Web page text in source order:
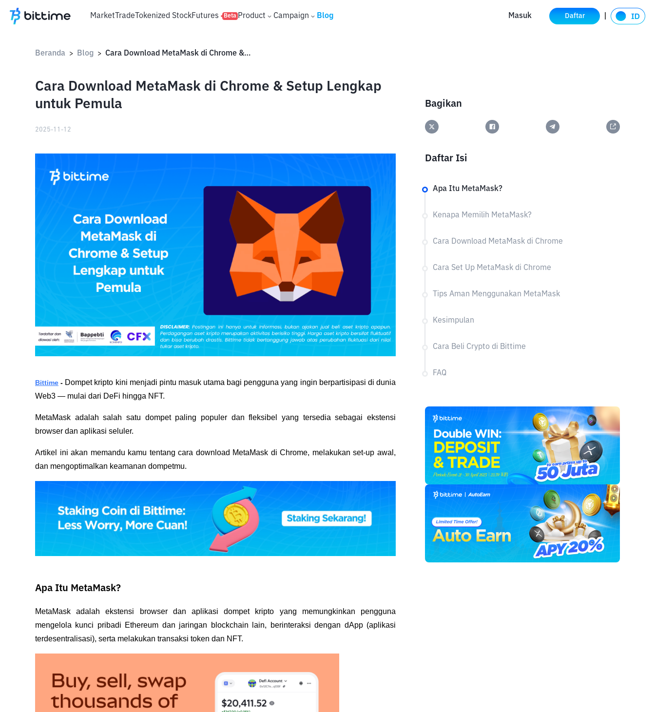
MarketTradeTokenized StockFutures Beta Product Campaign Blog Masuk Daftar
Beranda > Blog > Cara Download MetaMask di Chrome & Setup Lengkap untuk Pemula
Cara Download MetaMask di Chrome & Setup Lengkap
untuk Pemula
2025-11-12
Bittime - Dompet kripto kini menjadi pintu masuk utama bagi pengguna yang ingin berpartisipasi di dunia
Web3 — mulai dari DeFi hingga NFT.
MetaMask adalah salah satu dompet paling populer dan fleksibel yang tersedia sebagai ekstensi
browser dan aplikasi seluler.
Artikel ini akan memandu kamu tentang cara download MetaMask di Chrome, melakukan set-up awal,
dan mengoptimalkan keamanan dompetmu.
Apa Itu MetaMask?
MetaMask adalah ekstensi browser dan aplikasi dompet kripto yang memungkinkan pengguna
mengelola kunci pribadi Ethereum dan jaringan blockchain lain, berinteraksi dengan dApp (aplikasi
terdesentralisasi), serta melakukan transaksi token dan NFT.
Bagikan
Daftar Isi
Apa Itu MetaMask?
Kenapa Memilih MetaMask?
Cara Download MetaMask di Chrome
Cara Set Up MetaMask di Chrome
Tips Aman Menggunakan MetaMask
Kesimpulan
Cara Beli Crypto di Bittime
FAQ